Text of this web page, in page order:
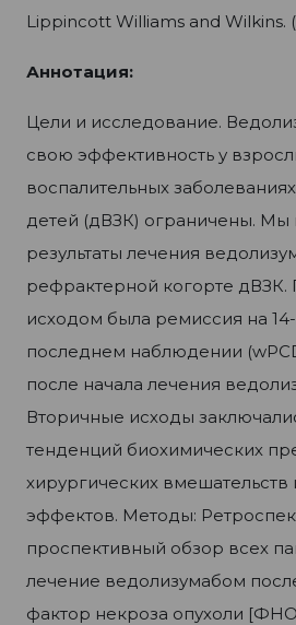
Lippincott Williams and Wilkins.
Аннотация:
Цели и исследование.
свою эффективность у
воспалительных
детей (дВЗК) ограничены. Мы
результаты лечения
рефрактерной когорте
исходом была ремиссия на
последнем наблюдении
после начала лечения
Вторичные исходы
тенденций биохимических
хирургических
эффектов. Методы:
проспективный обзор всех
лечение ведолизумабом
фактор некроза опухоли